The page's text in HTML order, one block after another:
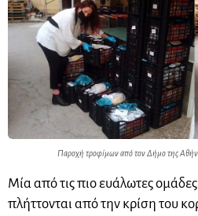
Παροχή τροφίμων από τον Δήμο της
Μία από τις πιο ευάλωτες
πλήττονται από την κρίση του